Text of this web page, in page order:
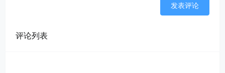
发表评论
评论列表